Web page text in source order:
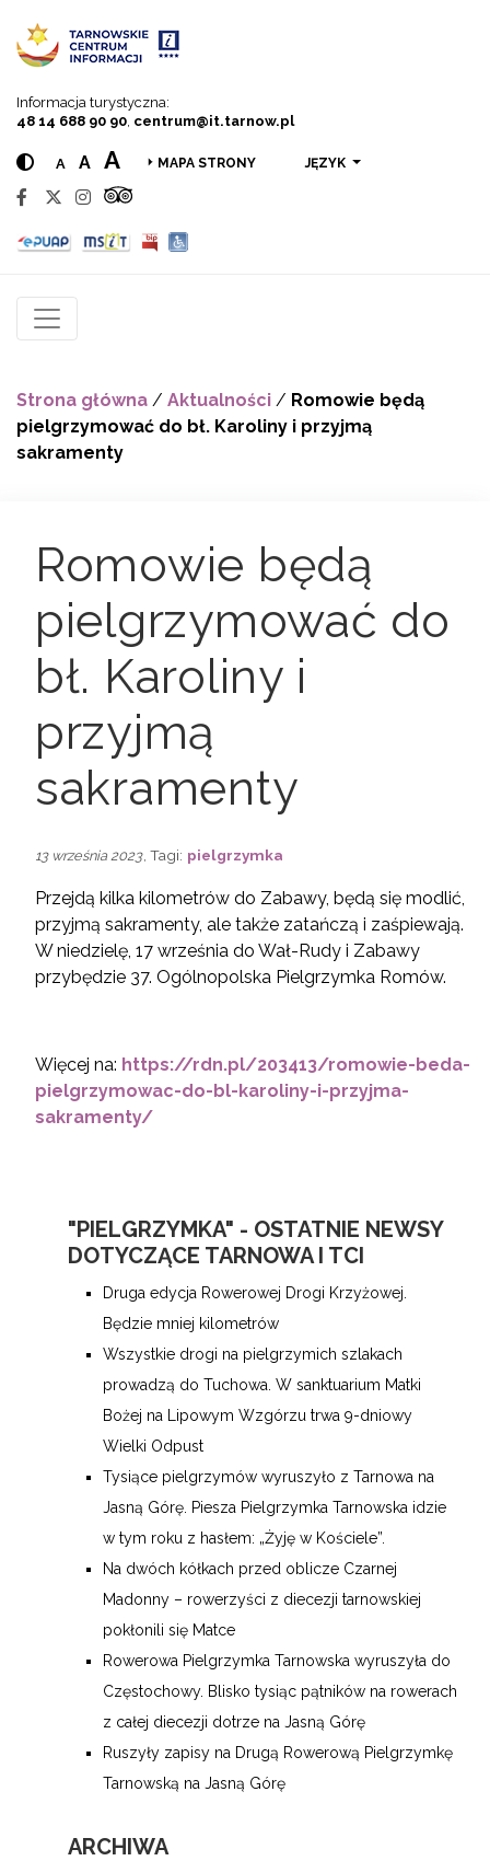
Informacja turystyczna:
48 14 688 90 90 centrum@it.tarnow.pl
A A A MAPA STRONY JĘZYK
Strona główna / Aktualności / Romowie będą
pielgrzymować do bł. Karoliny i przyjmą
sakramenty
Romowie będą
pielgrzymować do
bł. Karoliny i
przyjmą
sakramenty
13 września 2023 , Tagi: pielgrzymka
Przejdą kilka kilometrów do Zabawy, będą się modlić,
przyjmą sakramenty, ale także zatańczą i zaśpiewają.
W niedzielę, 17 września do Wał-Rudy i Zabawy
przybędzie 37. Ogólnopolska Pielgrzymka Romów.
Więcej na: https://rdn.pl/203413/romowie-beda-
pielgrzymowac-do-bl-karoliny-i-przyjma-
sakramenty/
"PIELGRZYMKA" - OSTATNIE NEWSY
DOTYCZĄCE TARNOWA I TCI
Druga edycja Rowerowej Drogi Krzyżowej.
Będzie mniej kilometrów
Wszystkie drogi na pielgrzymich szlakach
prowadzą do Tuchowa. W sanktuarium Matki
Bożej na Lipowym Wzgórzu trwa 9-dniowy
Wielki Odpust
Tysiące pielgrzymów wyruszyło z Tarnowa na
Jasną Górę. Piesza Pielgrzymka Tarnowska idzie
w tym roku z hasłem: „Żyję w Kościele”.
Na dwóch kółkach przed oblicze Czarnej
Madonny – rowerzyści z diecezji tarnowskiej
pokłonili się Matce
Rowerowa Pielgrzymka Tarnowska wyruszyła do
Częstochowy. Blisko tysiąc pątników na rowerach
z całej diecezji dotrze na Jasną Górę
Ruszyły zapisy na Drugą Rowerową Pielgrzymkę
Tarnowską na Jasną Górę
ARCHIWA